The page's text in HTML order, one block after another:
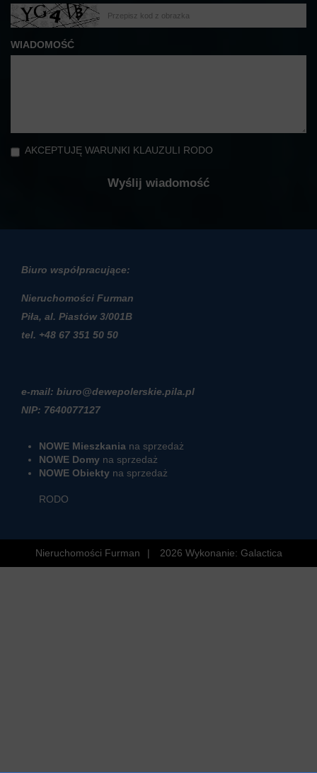
WIADOMOŚĆ
AKCEPTUJĘ WARUNKI KLAUZULI RODO
Biuro współpracujące:
Nieruchomości Furman
Piła, al. Piastów 3/001B
tel. +48 67 351 50 50
e-mail: biuro@dewepolerskie.pila.pl
NIP: 7640077127
NOWE Mieszkania na sprzedaż
NOWE Domy na sprzedaż
NOWE Obiekty na sprzedaż
RODO
Nieruchomości Furman 2026 Wykonanie: Galactica